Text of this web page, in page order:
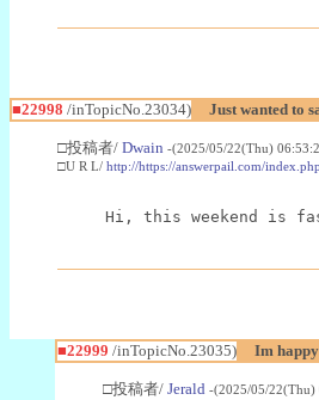
■22998 /inTopicNo.23034) Just wanted to
□投稿者/ Dwain -(2025/05/22(Thu)
□U R L/ http://https://answerpail.com/
Hi, this weekend is
■22999 /inTopicNo.23035) Im
□投稿者/ Jerald -(2025/05/